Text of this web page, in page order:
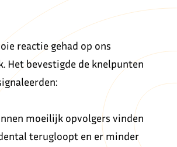
reactie gehad op ons
Het bevestigde de knelpunten
moeilijk opvolgers vinden
terugloopt en er minder